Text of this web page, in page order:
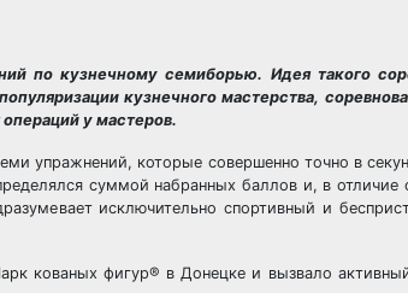
по кузнечному семиборью. Идея такого
кузнечного мастерства,
у мастеров.
упражнений, которые совершенно точно в
суммой набранных баллов и, в отличие
исключительно спортивный и
кованых фигур® в Донецке и вызвало